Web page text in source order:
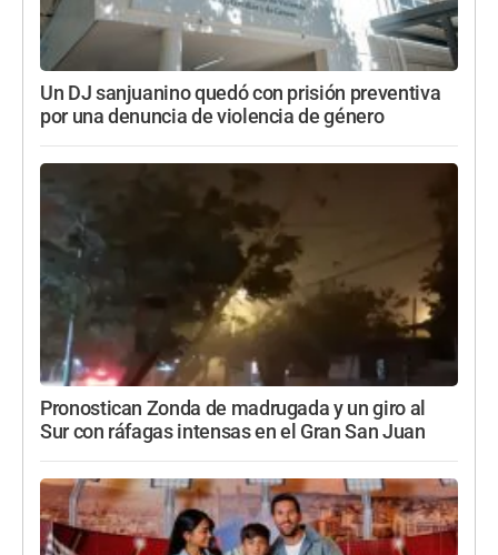
Un DJ sanjuanino quedó con prisión preventiva
por una denuncia de violencia de género
Pronostican Zonda de madrugada y un giro al
Sur con ráfagas intensas en el Gran San Juan